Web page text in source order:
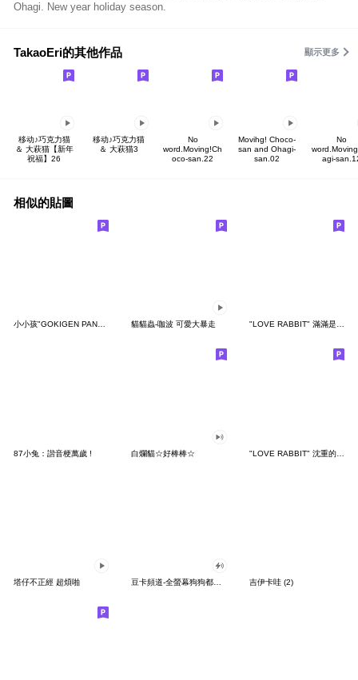
Ohagi. New year holiday season.
TakaoEri的其他作品 顯示更多
移动♪巧克力猫
＆ 大萩猫【新年
祝福】26
移动♪巧克力猫
＆ 大萩猫3
No
word.Moving!Ch
oco-san.22
Movihg! Choco-
san and Ohagi-
san.02
No
agi-
相似的貼圖
小小孩"GOKIGEN PANDA" 台灣版 貓貓蟲-咖波 可愛大暴走 "LOVE RABBIT" 滿滿是愛 台灣版
87小兔：諧音梗萬歲 ! 白爛貓☆好棒棒☆ "LOVE RABBIT" 沈重的愛 台灣版
塔仔不正經 超煩啪 吉伊卡哇 (2)